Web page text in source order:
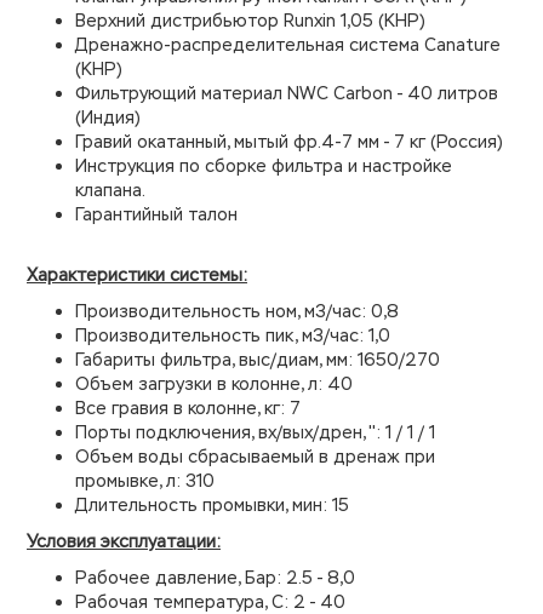
Верхний дистрибьютор Runxin 1,05 (КНР)
Дренажно-распределительная система Canature
(КНР)
Фильтрующий материал NWC Carbon - 40 литров
(Индия)
Гравий окатанный, мытый фр.4-7 мм - 7 кг (Россия)
Инструкция по сборке фильтра и настройке
клапана.
Гарантийный талон
Характеристики системы:
Производительность ном, м3/час: 0,8
Производительность пик, м3/час: 1,0
Габариты фильтра, выс/диам, мм: 1650/270
Объем загрузки в колонне, л: 40
Все гравия в колонне, кг: 7
Порты подключения, вх/вых/дрен, '': 1 / 1 / 1
Объем воды сбрасываемый в дренаж при
промывке, л: 310
Длительность промывки, мин: 15
Условия эксплуатации:
Рабочее давление, Бар: 2.5 - 8,0
Рабочая температура, С: 2 - 40